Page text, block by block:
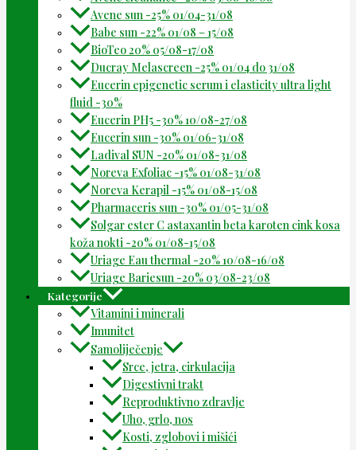
Avene sun -25% 01/04-31/08
Babe sun -22% 01/08 – 15/08
BioTeo 20% 05/08-17/08
Ducray Melascreen -25% 01/04 do 31/08
Eucerin epigenetic serum i elasticity ultra light
fluid -30%
Eucerin PH5 -30% 10/08-27/08
Eucerin sun -30% 01/06-31/08
Ladival SUN -20% 01/08-31/08
Noreva Exfoliac -15% 01/08-31/08
Noreva Kerapil -15% 01/08-15/08
Pharmaceris sun -30% 01/05-31/08
Solgar ester C astaxantin beta karoten cink kosa
koža nokti -20% 01/08-15/08
Uriage Eau thermal -20% 10/08-16/08
Uriage Bariesun -20% 03/08-23/08
Kategorije
Vitamini i minerali
Imunitet
Samoliječenje
Srce, jetra, cirkulacija
Digestivni trakt
Reproduktivno zdravlje
Uho, grlo, nos
Kosti, zglobovi i mišići